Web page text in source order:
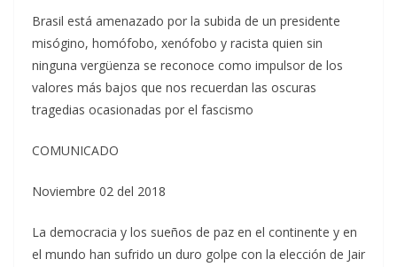
Brasil está amenazado por la subida de un presidente
misógino, homófobo, xenófobo y racista quien sin
ninguna vergüenza se reconoce como impulsor de los
valores más bajos que nos recuerdan las oscuras
tragedias ocasionadas por el fascismo
COMUNICADO
Noviembre 02 del 2018
La democracia y los sueños de paz en el continente y en
el mundo han sufrido un duro golpe con la elección de Jair